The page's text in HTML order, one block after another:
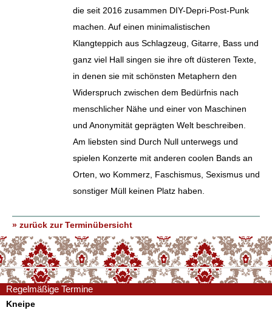
die seit 2016 zusammen DIY-Depri-Post-Punk
machen. Auf einen minimalistischen
Klangteppich aus Schlagzeug, Gitarre, Bass und
ganz viel Hall singen sie ihre oft düsteren Texte,
in denen sie mit schönsten Metaphern den
Widerspruch zwischen dem Bedürfnis nach
menschlicher Nähe und einer von Maschinen
und Anonymität geprägten Welt beschreiben.
Am liebsten sind Durch Null unterwegs und
spielen Konzerte mit anderen coolen Bands an
Orten, wo Kommerz, Faschismus, Sexismus und
sonstiger Müll keinen Platz haben.
» zurück zur Terminübersicht
Regelmäßige Termine
Kneipe